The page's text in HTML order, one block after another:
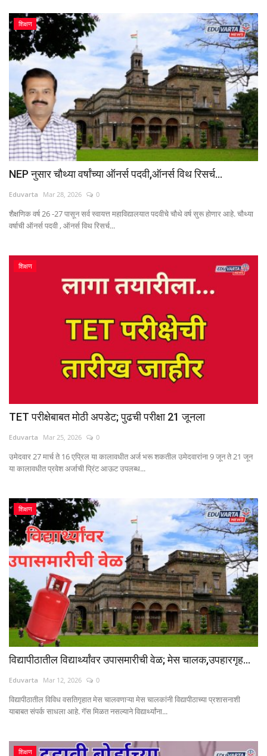
शिक्षण
NEP नुसार चौथ्या वर्षांच्या ऑनर्स पदवी,ऑनर्स विथ रिसर्च...
Eduvarta Mar 28, 2026 0
शैक्षणिक वर्ष 26 -27 पासून सर्व स्वायत्त महाविद्यालयात पदवीचे चौथे वर्ष सुरू होणार आहे. चौथ्या
वर्षाची ऑनर्स पदवी , ऑनर्स विथ रिसर्च...
शिक्षण
TET परीक्षेबाबत मोठी अपडेट; पुढची परीक्षा 21 जूनला
Eduvarta Mar 25, 2026 0
उमेदवार 27 मार्च ते 16 एप्रिल या कालावधीत अर्ज भरू शकतील उमेदवारांना 9 जून ते 21 जून
या कालावधीत प्रवेश अर्जाची प्रिंट आऊट उपलब्ध...
शिक्षण
विद्यापीठातील विद्यार्थ्यांवर उपासमारीची वेळ; मेस चालक,उपहारगृह...
Eduvarta Mar 12, 2026 0
विद्यापीठातील विविध वसतिगृहात मेस चालवणाऱ्या मेस चालकांनी विद्यापीठाच्या प्रशासनाशी
याबाबत संपर्क साधला आहे. गॅस मिळत नसल्याने विद्यार्थ्यांना...
शिक्षण